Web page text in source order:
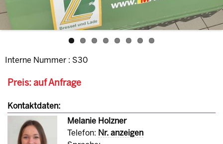
Interne Nummer : S30
Preis: auf Anfrage
Kontaktdaten:
Melanie Holzner
Telefon: Nr. anzeigen